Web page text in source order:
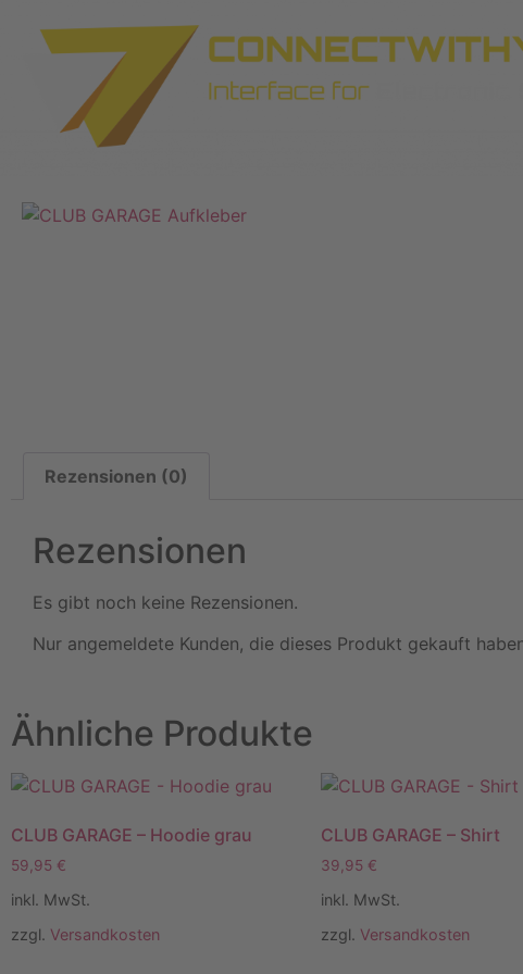
Rezensionen (0)
Rezensionen
Es gibt noch keine Rezensionen.
Nur angemeldete Kunden, die dieses Produkt gekauft
Ähnliche Produkte
CLUB GARAGE – Hoodie grau
59,95 €
inkl. MwSt.
zzgl. Versandkosten
CLUB GARAGE – Shirt
39,95 €
inkl. MwSt.
zzgl. Versandkosten